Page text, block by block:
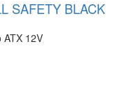
SAFETY BLACK
12V